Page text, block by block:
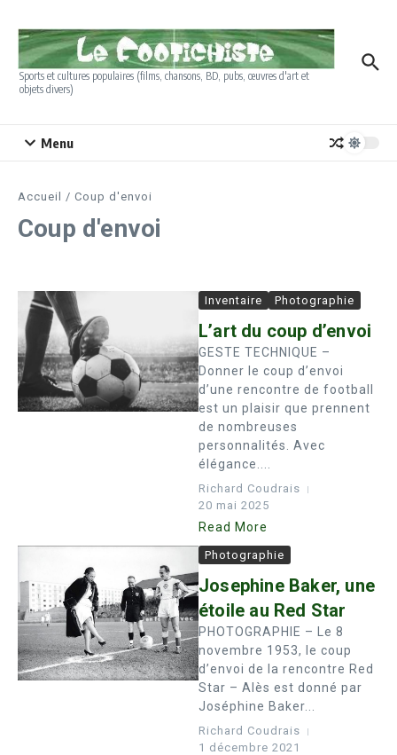
Sports et cultures populaires (films, chansons, BD, pubs, œuvres d'art et
objets divers)
Menu
Accueil / Coup d'envoi
Coup d'envoi
Inventaire Photographie
L’art du coup d’envoi
GESTE TECHNIQUE –
Donner le coup d’envoi
d’une rencontre de football
est un plaisir que prennent
de nombreuses
personnalités. Avec
élégance....
Richard Coudrais
20 mai 2025
Read More
Photographie
Josephine Baker, une
étoile au Red Star
PHOTOGRAPHIE – Le 8
novembre 1953, le coup
d’envoi de la rencontre Red
Star – Alès est donné par
Joséphine Baker...
Richard Coudrais
1 décembre 2021